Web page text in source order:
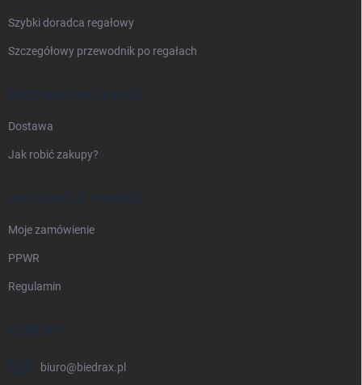
Szybki doradca regałowy
Szczegółowy przewodnik po regałach
DOSTAWA I PŁATNOŚĆ
Dostawa
Jak robić zakupy?
INFORMACJE PRAWNE
Moje zamówienie
PPWR
Regulamin
KONTAKT
biuro@biedrax.pl